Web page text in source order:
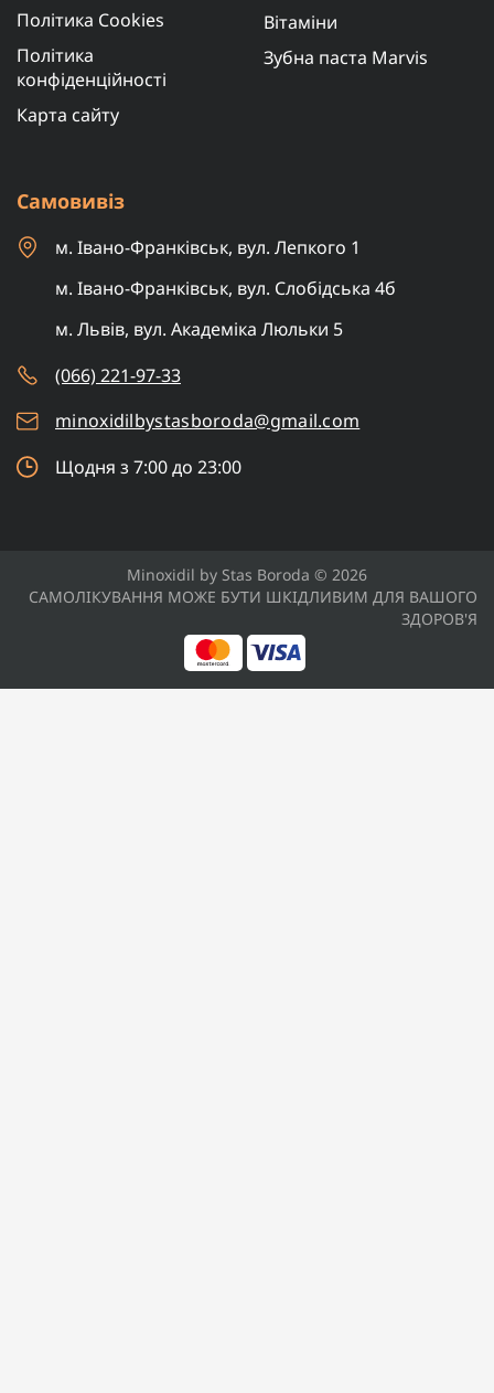
Політика Cookies
Політика
конфіденційності
Карта сайту
Вітаміни
Зубна паста Marvis
Самовивіз
м. Івано-Франківськ, вул. Лепкого 1
м. Івано-Франківськ, вул. Слобідська 4б
м. Львів, вул. Академіка Люльки 5
(066) 221-97-33
minoxidilbystasboroda@gmail.com
Щодня з 7:00 до 23:00
Minoxidil by Stas Boroda © 2026
САМОЛІКУВАННЯ МОЖЕ БУТИ ШКІДЛИВИМ ДЛЯ ВАШОГО
ЗДОРОВ'Я